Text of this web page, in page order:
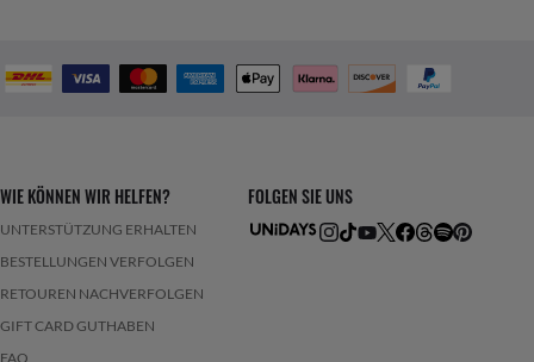
WIE KÖNNEN WIR HELFEN?
UNTERSTÜTZUNG ERHALTEN
BESTELLUNGEN VERFOLGEN
RETOUREN NACHVERFOLGEN
GIFT CARD GUTHABEN
FAQ
FOLGEN SIE UNS